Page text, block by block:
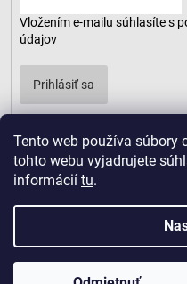
Tento web používa súbory
tohto webu vyjadrujete
informácií tu.
Vložením e-mailu súhlasíte s
údajov
Prihlásiť sa